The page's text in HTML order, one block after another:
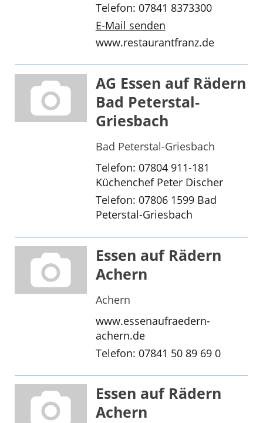
Telefon: 07841 8373300
E-Mail senden
www.restaurantfranz.de
AG Essen auf Rädern
Bad Peterstal-
Griesbach
Bad Peterstal-Griesbach
Telefon: 07804 911-181
Küchenchef Peter Discher
Telefon: 07806 1599 Bad
Peterstal-Griesbach
Essen auf Rädern
Achern
Achern
www.essenaufraedern-
achern.de
Telefon: 07841 50 89 69 0
Essen auf Rädern
Achern